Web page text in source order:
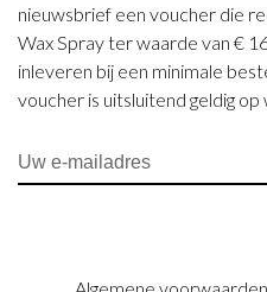
nieuwsbrief een voucher die
Wax Spray ter waarde van €
inleveren bij een minimale
voucher is uitsluitend geldig
Algemene voorwaarden